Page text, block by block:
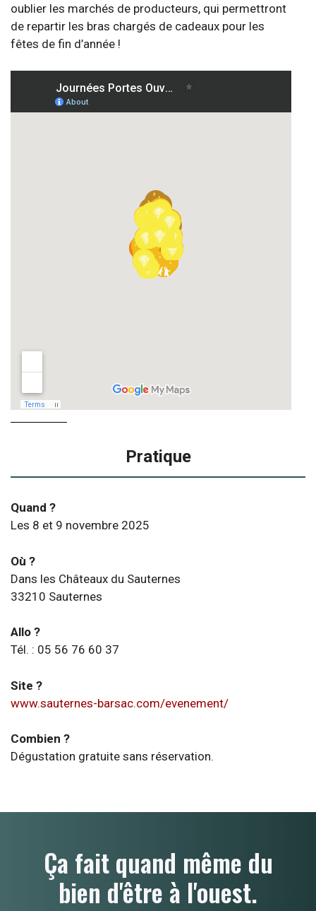
oublier les marchés de producteurs, qui permettront
de repartir les bras chargés de cadeaux pour les
fêtes de fin d’année !
Pratique
Quand ?
Les 8 et 9 novembre 2025
Où ?
Dans les Châteaux du Sauternes
33210 Sauternes
Allo ?
Tél. : 05 56 76 60 37
Site ?
www.sauternes-barsac.com/evenement/
Combien ?
Dégustation gratuite sans réservation.
Ça fait quand même du
bien d'être à l'ouest.